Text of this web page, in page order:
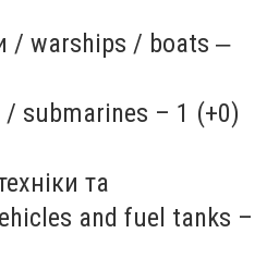
/ warships / boats ‒
/ submarines – 1 (+0)
та
and fuel tanks –